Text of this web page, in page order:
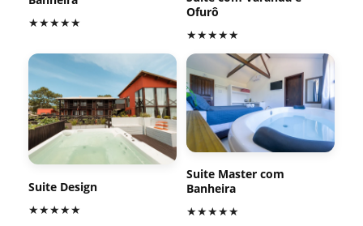
★★★★★
Ofurô
★★★★★
Suite Design
★★★★★
Suite Master com
Banheira
★★★★★